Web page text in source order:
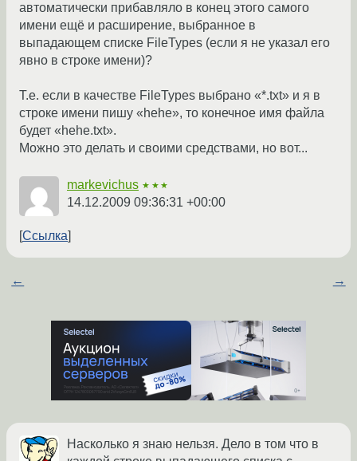
автоматически прибавляло в конец этого самого
имени ещё и расширение, выбранное в
выпадающем списке FileTypes (если я не указал его
явно в строке имени)?
Т.е. если в качестве FileTypes выбрано «*.txt» и я в
строке имени пишу «hehe», то конечное имя файла
будет «hehe.txt».
Можно это делать и своими средствами, но вот...
markevichus ★★★
14.12.2009 09:36:31 +00:00
Ссылка
← →
Насколько я знаю нельзя. Дело в том что в